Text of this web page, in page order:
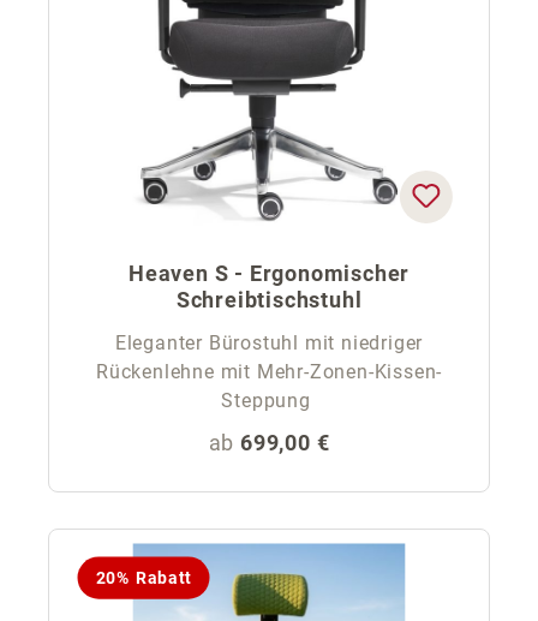
Heaven S - Ergonomischer
Schreibtischstuhl
Eleganter Bürostuhl mit niedriger
Rückenlehne mit Mehr-Zonen-Kissen-
Steppung
Regulärer Preis:
ab 699,00 €
20% Rabatt